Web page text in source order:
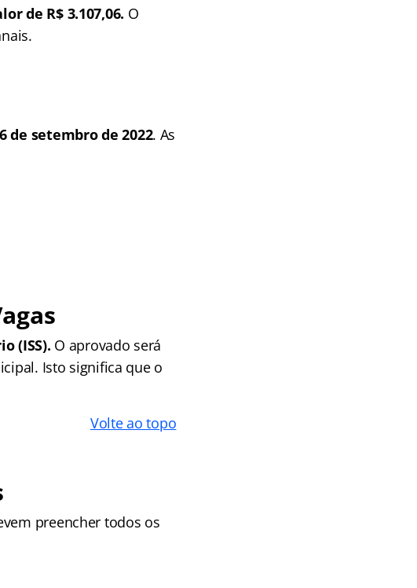
de R$ 3.107,06. O
de setembro de 2022. As
(ISS). O aprovado será
Isto significa que o
Volte ao topo
preencher todos os